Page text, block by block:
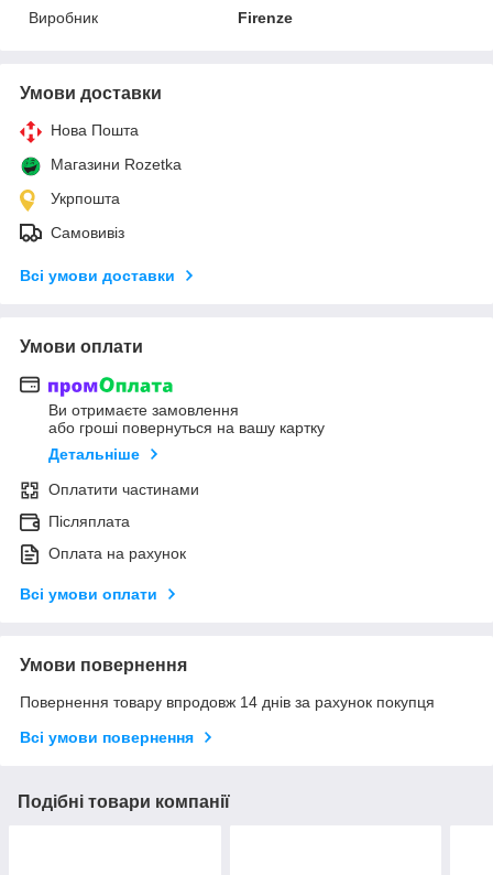
Виробник
Firenze
Умови доставки
Нова Пошта
Магазини Rozetka
Укрпошта
Самовивіз
Всі умови доставки
Умови оплати
Ви отримаєте замовлення
або гроші повернуться на вашу картку
Детальніше
Оплатити частинами
Післяплата
Оплата на рахунок
Всі умови оплати
Умови повернення
Повернення товару впродовж 14 днів за рахунок покупця
Всі умови повернення
Подібні товари компанії